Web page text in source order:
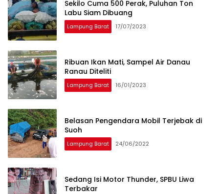
Sekilo Cuma 500 Perak, Puluhan Ton
Labu Siam Dibuang
Lampung Barat 17/07/2023
Ribuan Ikan Mati, Sampel Air Danau
Ranau Diteliti
Lampung Barat 16/01/2023
Belasan Pengendara Mobil Terjebak di
Suoh
Lampung Barat 24/06/2022
Sedang Isi Motor Thunder, SPBU Liwa
Terbakar